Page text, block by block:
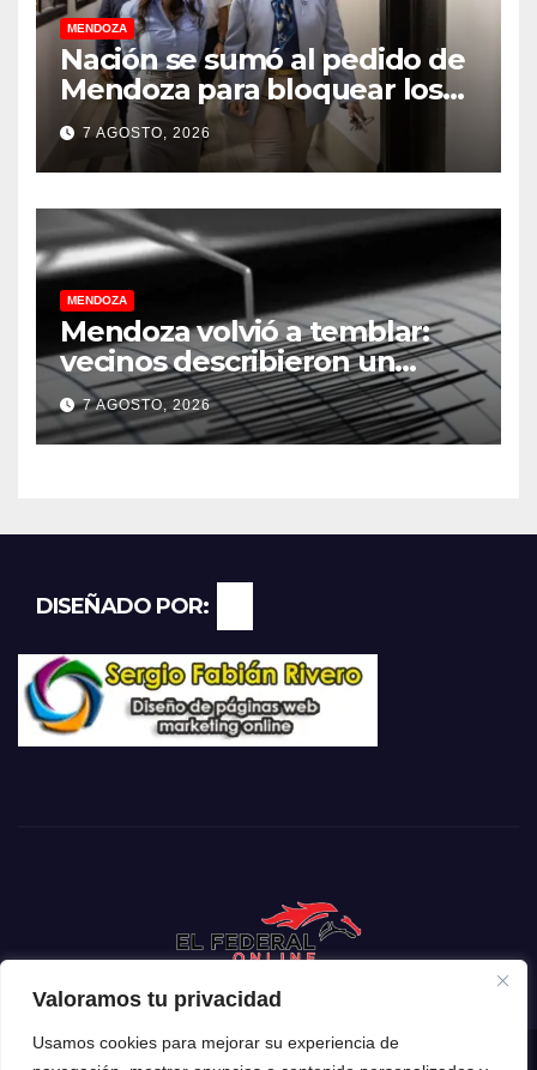
Valoramos tu privacidad
Usamos cookies para mejorar su experiencia de
MENDOZA
Nación se sumó al pedido de
Mendoza para bloquear los
celulares en las cárceles de la
provincia
7 AGOSTO, 2026
MENDOZA
Mendoza volvió a temblar:
vecinos describieron un
“sacudón” acompañado por
un fuerte estruendo
7 AGOSTO, 2026
DISEÑADO POR: